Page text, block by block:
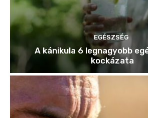
EGÉSZSÉG
A kánikula 6 legnagyobb
kockázata